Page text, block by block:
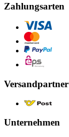
Zahlungsarten
Versandpartner
Unternehmen